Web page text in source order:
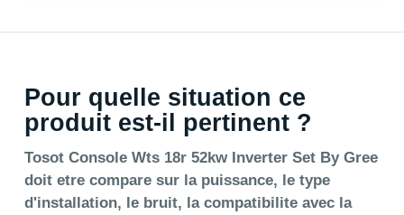
Pour quelle situation ce
produit est-il pertinent ?
Tosot Console Wts 18r 52kw Inverter Set By Gree
doit etre compare sur la puissance, le type
d'installation, le bruit, la compatibilite avec la